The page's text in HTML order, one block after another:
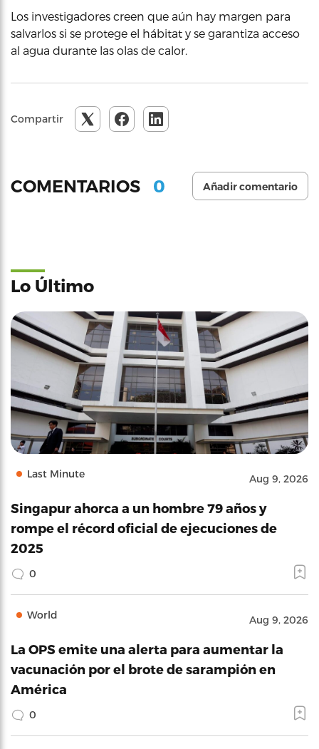
Los investigadores creen que aún hay margen para
salvarlos si se protege el hábitat y se garantiza acceso
al agua durante las olas de calor.
Compartir
COMENTARIOS 0 Añadir comentario
Lo Último
Last Minute Aug 9, 2026
Singapur ahorca a un hombre 79 años y
rompe el récord oficial de ejecuciones de
2025
0
World Aug 9, 2026
La OPS emite una alerta para aumentar la
vacunación por el brote de sarampión en
América
0